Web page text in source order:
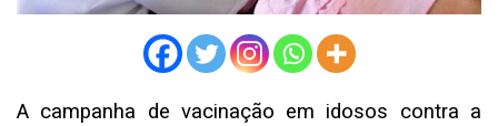
A campanha de vacinação em idosos contra a